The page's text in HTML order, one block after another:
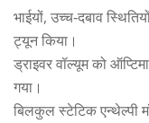
भाईयों, उच्च‑दबाव
ट्यून किया।
ड्राइवर वॉल्यूम को
गया।
बिलकुल स्टेटिक एन्थेल्पी